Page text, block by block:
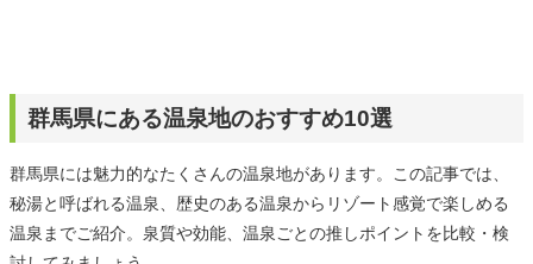
群馬県にある温泉地のおすすめ10選
群馬県には魅力的なたくさんの温泉地があります。この記事では、
秘湯と呼ばれる温泉、歴史のある温泉からリゾート感覚で楽しめる
温泉までご紹介。泉質や効能、温泉ごとの推しポイントを比較・検